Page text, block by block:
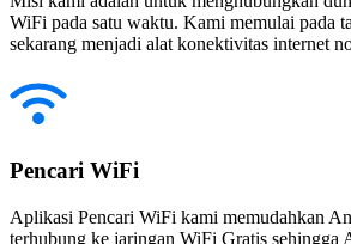
WiFi pada satu waktu. Kami memulai pada
sekarang menjadi alat konektivitas internet
Pencari WiFi
Aplikasi Pencari WiFi kami memudahkan
terhubung ke jaringan WiFi Gratis sehingga